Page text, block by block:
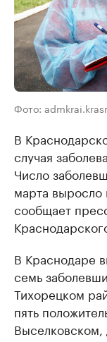
Фото:
В
случая
Число
марта выросло
сообщает
В Краснодаре
семь
Тихорецком
пять